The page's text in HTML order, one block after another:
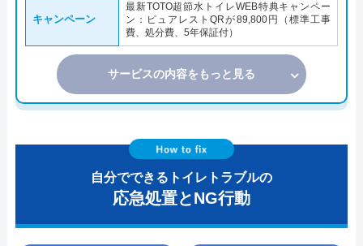
キャンペーン
最新TOTO超節水トイレWEB特典キャンペー
ン：ピュアレストQRが89,800円（標準工事
費、処分費、5年保証付）
サービスの内容をもっと見る
自分でできるトイレトラブルの
応急処置とNG行動